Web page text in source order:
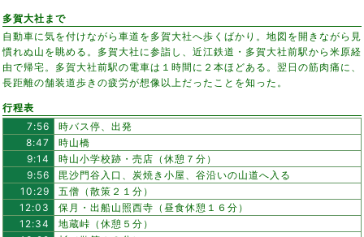
多賀大社まで
自動車に気を付けながら車道を多賀大社へ歩くばかり。地図を開きながら見
慣れぬ山を眺める。多賀大社に参詣し、近江鉄道・多賀大社前駅から米原経
由で帰宅。多賀大社前駅の電車は１時間に２本ほどある。翌日の筋肉痛に、
長距離の舗装道歩きの疲労が想像以上だったことを知った。
行程表
7:56
時バス停、出発
8:47
時山橋
9:14
時山小学校跡・売店（休憩７分）
9:56
毘沙門谷入口、炭焼き小屋、谷沿いの山道へ入る
10:29
五僧（散策２１分）
12:03
保月・出船山照西寺（昼食休憩１６分）
12:34
地蔵峠（休憩５分）